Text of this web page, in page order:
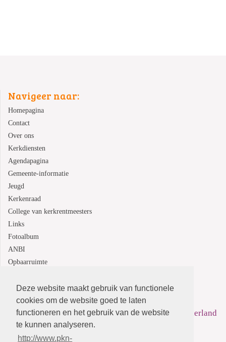
Deze website maakt gebruik van functionele
cookies om de website goed te laten
functioneren en het gebruik van de website
te kunnen analyseren.
http://www.pkn-
Navigeer naar:
Homepagina
Contact
Over ons
Kerkdiensten
Agendapagina
Gemeente-informatie
Jeugd
Kerkenraad
College van kerkrentmeesters
Links
Fotoalbum
ANBI
Opbaarruimte
Protestantsekerk.net is een samenwerking tussen de
dienstenorganisatie van deProtestantse Kerk in Nederland
enHuman Content Mediaproducties B.V.